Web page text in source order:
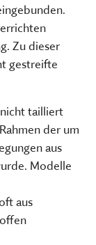
Zu dieser
gestreifte
tailliert
der um
aus
Modelle
aus